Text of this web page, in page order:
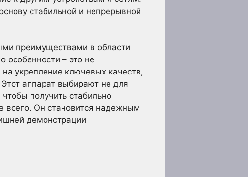
стабильной и непрерывной
преимуществами в области
особенности – это не
укрепление ключевых качеств,
аппарат выбирают не для
получить стабильно
всего. Он становится надежным
демонстрации